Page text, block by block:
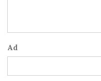
Ad